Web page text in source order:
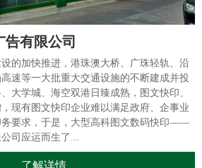
有限公司
的加快推进，港珠澳大桥、广珠轻轨、沿
速等一大批重大交通设施的不断建成并投
大学城、海空双港日臻成熟，图文快印、
现有图文快印企业难以满足政府、企事业
务要求，于是，大型高科图文数码快印——
司应运而生了...
了解详情